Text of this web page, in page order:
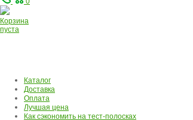
Корзина
пуста
Каталог
Доставка
Оплата
Лучшая цена
Как сэкономить на тест-полосках